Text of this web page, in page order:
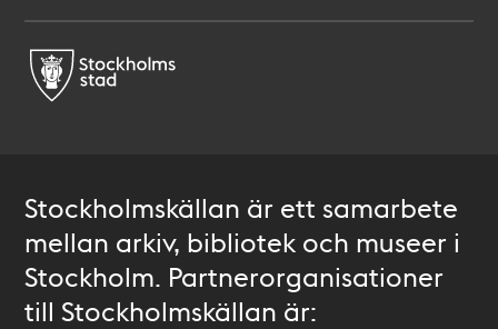
Stockholmskällan är ett samarbete
mellan arkiv, bibliotek och museer i
Stockholm. Partnerorganisationer
till Stockholmskällan är: